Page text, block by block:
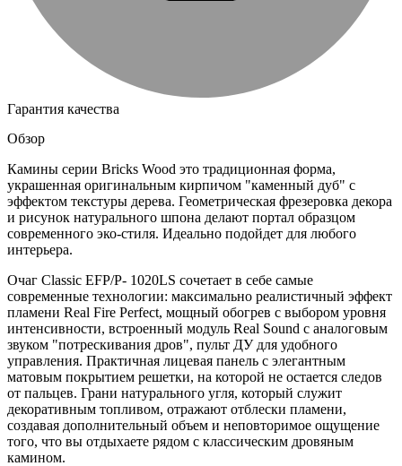
Гарантия качества
Обзор
Камины серии Bricks Wood это традиционная форма,
украшенная оригинальным кирпичом "каменный дуб" с
эффектом текстуры дерева. Геометрическая фрезеровка декора
и рисунок натурального шпона делают портал образцом
современного эко-стиля. Идеально подойдет для любого
интерьера.
Очаг Classic EFP/P- 1020LS сочетает в себе самые
современные технологии: максимально реалистичный эффект
пламени Real Fire Perfect, мощный обогрев с выбором уровня
интенсивности, встроенный модуль Real Sound с аналоговым
звуком "потрескивания дров", пульт ДУ для удобного
управления. Практичная лицевая панель с элегантным
матовым покрытием решетки, на которой не остается следов
от пальцев. Грани натурального угля, который служит
декоративным топливом, отражают отблески пламени,
создавая дополнительный объем и неповторимое ощущение
того, что вы отдыхаете рядом с классическим дровяным
камином.